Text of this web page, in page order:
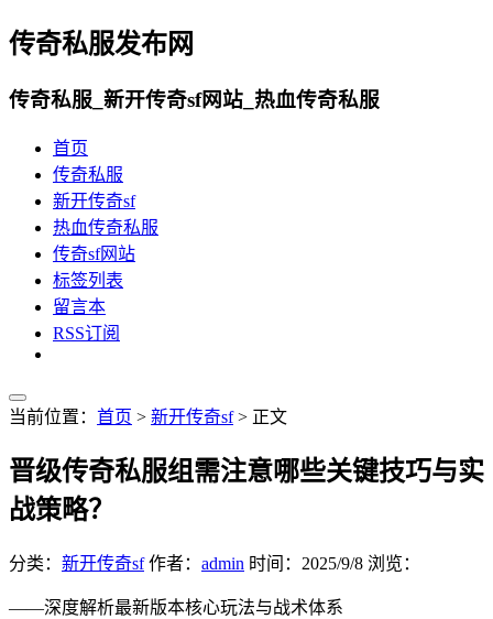
传奇私服发布网
传奇私服_新开传奇sf网站_热血传奇私服
首页
传奇私服
新开传奇sf
热血传奇私服
传奇sf网站
标签列表
留言本
RSS订阅
当前位置： 首页 > 新开传奇sf> 正文
晋级传奇私服组需注意哪些关键技巧与实
战策略？
分类： 新开传奇sf 作者： admin 时间： 2025/9/8 浏览：
——深度解析最新版本核心玩法与战术体系